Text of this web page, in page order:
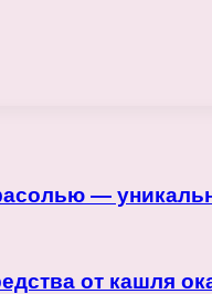
—
от кашля